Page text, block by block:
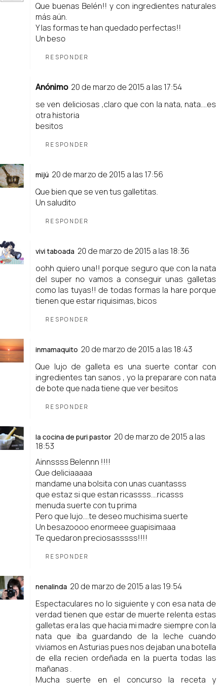
Que buenas Belén!! y con ingredientes naturales
más aún.
Y las formas te han quedado perfectas!!
Un beso
RESPONDER
Anónimo 20 de marzo de 2015 a las 17:54
se ven deliciosas ,claro que con la nata, nata....es
otra historia
besitos
RESPONDER
mijú 20 de marzo de 2015 a las 17:56
Que bien que se ven tus galletitas.
Un saludito
RESPONDER
vivi taboada 20 de marzo de 2015 a las 18:36
oohh quiero una!! porque seguro que con la nata
del super no vamos a conseguir unas galletas
como las tuyas!! de todas formas la hare porque
tienen que estar riquisimas, bicos
RESPONDER
inmamaquito 20 de marzo de 2015 a las 18:43
Que lujo de galleta es una suerte contar con
ingredientes tan sanos , yo la preparare con nata
de bote que nada tiene que ver besitos
RESPONDER
la cocina de puri pastor 20 de marzo de 2015 a las
18:53
Ainnssss Belennn !!!!
Que deliciaaaaa
mandame una bolsita con unas cuantasss
que estaz si que estan ricassss....ricasss
menuda suerte con tu prima
Pero que lujo....te deseo muchisima suerte
Un besazoooo enormeee guapisimaaa
Te quedaron preciosasssss!!!!
RESPONDER
nenalinda 20 de marzo de 2015 a las 19:54
Espectaculares no lo siguiente y con esa nata de
verdad tienen que estar de muerte relenta estas
galletas era las que hacia mi madre siempre con la
nata que iba guardando de la leche cuando
viviamos en Asturias pues nos dejaban una botella
de ella recien ordeñada en la puerta todas las
mañanas .
Mucha suerte en el concurso la receta y